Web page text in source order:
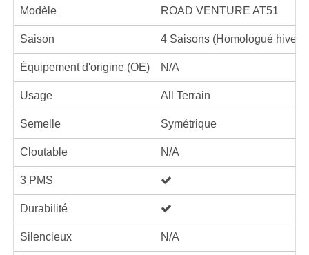
Modèle ROAD VENTURE AT51
Saison 4 Saisons (Homologué hiver)
Équipement d'origine (OE) N/A
Usage All Terrain
Semelle Symétrique
Cloutable N/A
3 PMS
Durabilité
Silencieux N/A